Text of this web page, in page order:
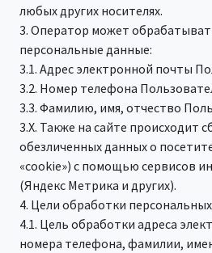
любых других носителях.
3. Оператор может
персональные данные:
3.1. Адрес электронной почты
3.2. Номер телефона
3.3. Фамилию, имя, отчество
3.X. Также на сайте происходит
обезличенных данных о
«cookie») с помощью сервисов
(Яндекс Метрика и других).
4. Цели обработки
4.1. Цель обработки адреса
номера телефона, фамилии,